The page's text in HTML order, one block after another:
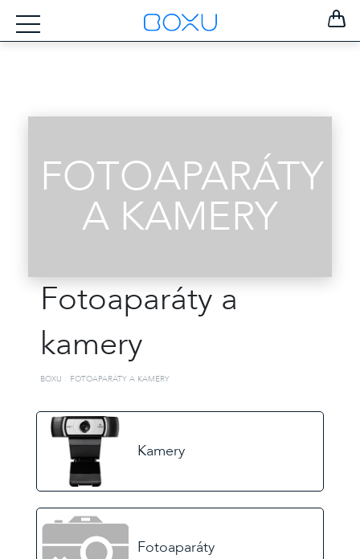
FOTOAPARÁTY
A KAMERY
Fotoaparáty a
kamery
BOXU FOTOAPARÁTY A KAMERY
Kamery
Fotoaparáty
Prihlásiť
cez
Facebook